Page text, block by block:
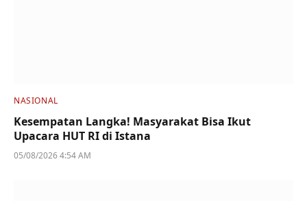
NASIONAL
Kesempatan Langka! Masyarakat Bisa Ikut
Upacara HUT RI di Istana
05/08/2026 4:54 AM